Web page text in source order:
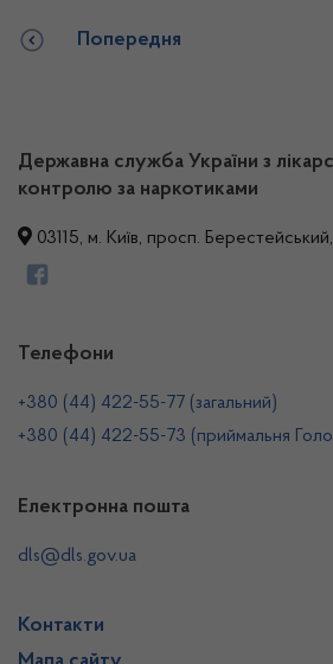
Попередня
Державна служба України з
контролю за наркотиками
03115, м. Київ, просп.
Телефони
+380 (44) 422-55-77 (загальний)
+380 (44) 422-55-73 (приймальня
Електронна пошта
dls@dls.gov.ua
Контакти